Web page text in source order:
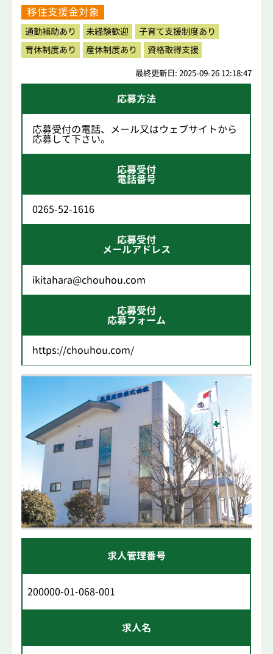
移住支援金対象
通勤補助あり 未経験歓迎
子育て支援制度あり
育休制度あり
産休制度あり 資格取得支援
最終更新日: 2025-09-26 12:18:47
応募方法
応募受付の電話、メール又はウェブサイトから
応募して下さい。
応募受付
電話番号
0265-52-1616
応募受付
メールアドレス
ikitahara@chouhou.com
応募受付
応募フォーム
https://chouhou.com/
求人管理番号
200000-01-068-001
求人名